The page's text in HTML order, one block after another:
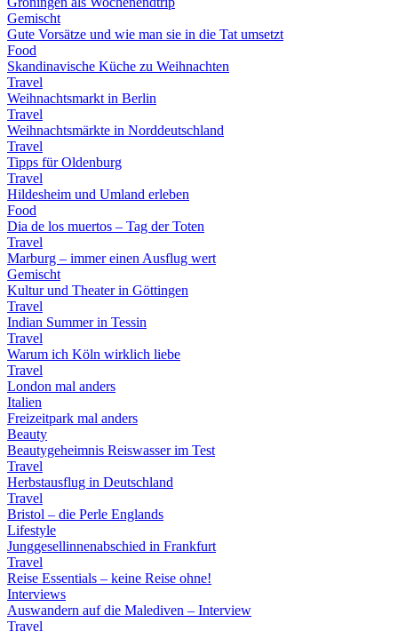
Gemischt
Gute Vorsätze und wie man sie in die Tat umsetzt
Food
Skandinavische Küche zu Weihnachten
Travel
Weihnachtsmarkt in Berlin
Travel
Weihnachtsmärkte in Norddeutschland
Travel
Tipps für Oldenburg
Travel
Hildesheim und Umland erleben
Food
Dia de los muertos – Tag der Toten
Travel
Marburg – immer einen Ausflug wert
Gemischt
Kultur und Theater in Göttingen
Travel
Indian Summer in Tessin
Travel
Warum ich Köln wirklich liebe
Travel
London mal anders
Italien
Freizeitpark mal anders
Beauty
Beautygeheimnis Reiswasser im Test
Travel
Herbstausflug in Deutschland
Travel
Bristol – die Perle Englands
Lifestyle
Junggesellinnenabschied in Frankfurt
Travel
Reise Essentials – keine Reise ohne!
Interviews
Auswandern auf die Malediven – Interview
Travel